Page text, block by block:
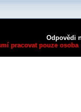
Odpovědi
pracovat pouze